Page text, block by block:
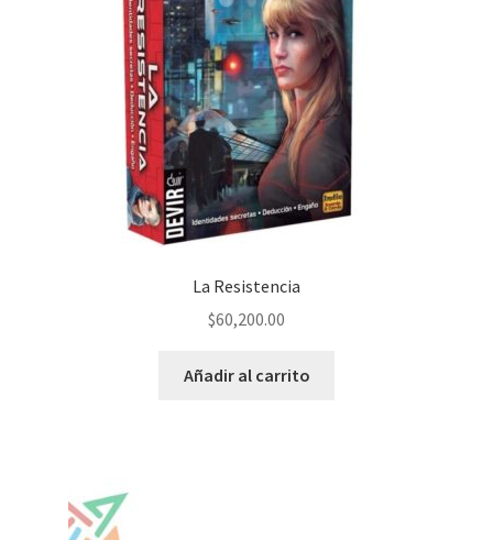
La Resistencia
$60,200.00
Añadir al carrito